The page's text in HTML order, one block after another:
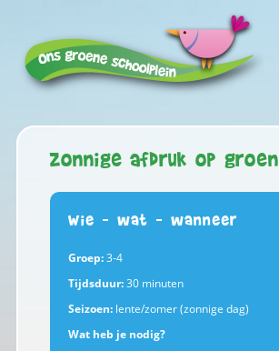
Zonnige afdruk op groen
Wie – wat – wanneer
Groep:3-4
Tijdsduur:30 minuten
Seizoen: lente/zomer (zonnige dag)
Wat heb je nodig?